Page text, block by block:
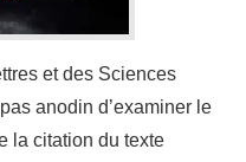
et des Sciences
anodin d’examiner le
la citation du texte